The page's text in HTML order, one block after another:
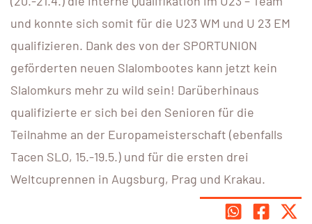
und konnte sich somit für die U23 WM und U 23 EM
qualifizieren. Dank des von der SPORTUNION
geförderten neuen Slalombootes kann jetzt kein
Slalomkurs mehr zu wild sein! Darüberhinaus
qualifizierte er sich bei den Senioren für die
Teilnahme an der Europameisterschaft (ebenfalls
Tacen SLO, 15.-19.5.) und für die ersten drei
Weltcuprennen in Augsburg, Prag und Krakau.